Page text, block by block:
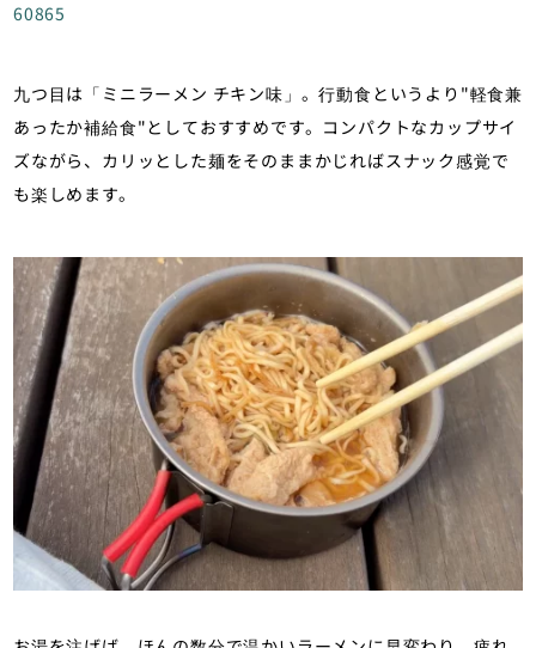
60865
九つ目は「ミニラーメン チキン味」。行動食というより"軽食兼
あったか補給食"としておすすめです。コンパクトなカップサイ
ズながら、カリッとした麺をそのままかじればスナック感覚で
も楽しめます。